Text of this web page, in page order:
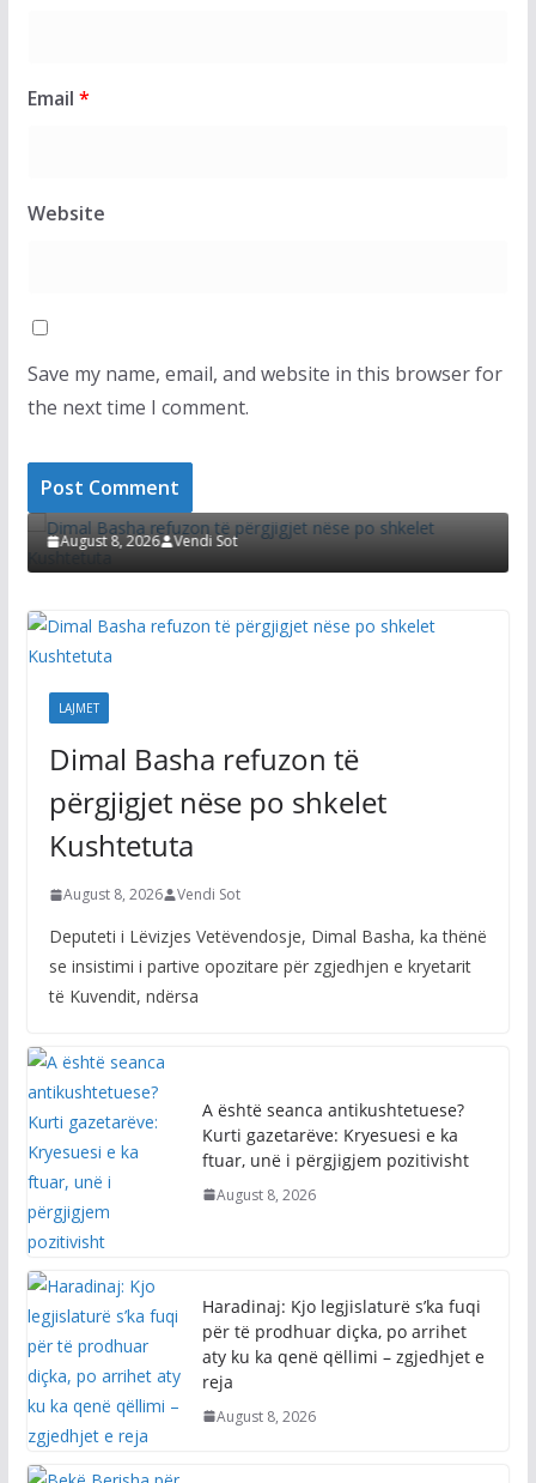
Email *
Website
Save my name, email, and website in this browser for
the next time I comment.
Dimal Basha refuzon të përgjigjet nëse po
shkelet Kushtetuta
August 8, 2026 Vendi Sot
LAJMET
Dimal Basha refuzon të
përgjigjet nëse po shkelet
Kushtetuta
August 8, 2026 Vendi Sot
Deputeti i Lëvizjes Vetëvendosje, Dimal Basha, ka thënë
se insistimi i partive opozitare për zgjedhjen e kryetarit
të Kuvendit, ndërsa
A është seanca antikushtetuese?
Kurti gazetarëve: Kryesuesi e ka
ftuar, unë i përgjigjem pozitivisht
August 8, 2026
Haradinaj: Kjo legjislaturë s’ka fuqi
për të prodhuar diçka, po arrihet
aty ku ka qenë qëllimi – zgjedhjet e
reja
August 8, 2026